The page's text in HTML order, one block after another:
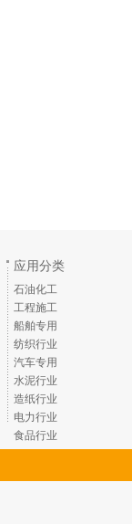
应用分类
石油化工
工程施工
船舶专用
纺织行业
汽车专用
水泥行业
造纸行业
电力行业
食品行业